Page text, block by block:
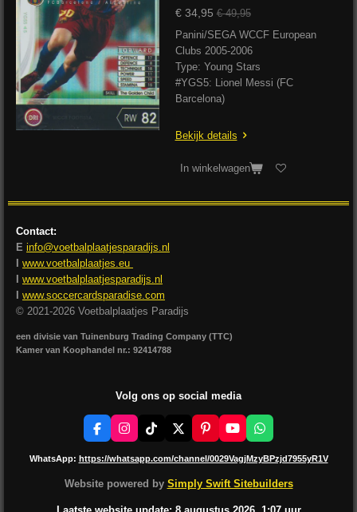
€ 34,95 € 49,95
Panini/SEGA WCCF European
Clubs 2005-2006
Type: Young Stars
#YGS5: Lionel Messi (FC
Barcelona)
Bekijk details
In winkelwagen
Contact:
E info@voetbalplaatjesparadijs.nl
I www.voetbalplaatjes.eu
I www.voetbalplaatjesparadijs.nl
I www.soccercardsparadise.com
© 2021-2026 Voetbalplaatjes Paradijs
een divisie van Tuinenburg Trading Company (TTC)
Kamer van Koophandel nr.: 92414788
Volg ons op social media
F
a
c
b
I
n
s
a
r
T
k
o
X
P
i
n
e
r
Y
o
u
u
b
e
W
h
a
s
A
p
WhatsApp: https://whatsapp.com/channel/0029VagjMzyBPzjd7955yR1V
Website powered by Simply Swift Sitebuilders